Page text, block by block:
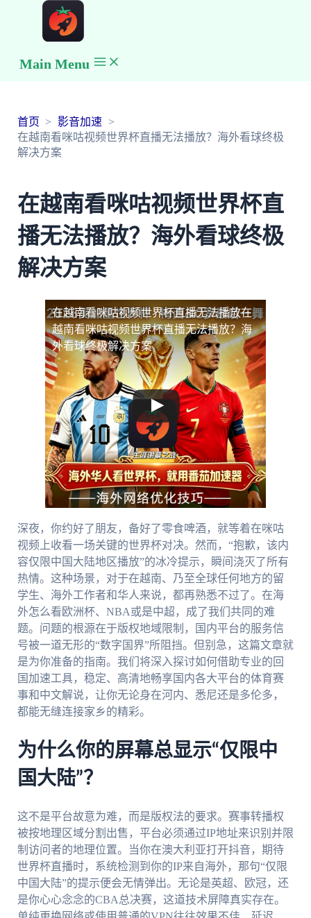
Main Menu
首页
影音加速
在越南看咪咕视频世界杯直播无法播放？海外看球终极
解决方案
在越南看咪咕视频世界杯直
播无法播放？海外看球终极
解决方案
在越南看咪咕视频世界杯直播无法播放在
越南看咪咕视频世界杯直播无法播放？海
外看球终极解决方案
深夜，你约好了朋友，备好了零食啤酒，就等着在咪咕
视频上收看一场关键的世界杯对决。然而，“抱歉，该内
容仅限中国大陆地区播放”的冰冷提示，瞬间浇灭了所有
热情。这种场景，对于在越南、乃至全球任何地方的留
学生、海外工作者和华人来说，都再熟悉不过了。在海
外怎么看欧洲杯、NBA或是中超，成了我们共同的难
题。问题的根源在于版权地域限制，国内平台的服务信
号被一道无形的“数字国界”所阻挡。但别急，这篇文章就
是为你准备的指南。我们将深入探讨如何借助专业的回
国加速工具，稳定、高清地畅享国内各大平台的体育赛
事和中文解说，让你无论身在河内、悉尼还是多伦多，
都能无缝连接家乡的精彩。
为什么你的屏幕总显示“仅限中
国大陆”？
这不是平台故意为难，而是版权法的要求。赛事转播权
被按地理区域分割出售，平台必须通过IP地址来识别并限
制访问者的地理位置。当你在澳大利亚打开抖音，期待
世界杯直播时，系统检测到你的IP来自海外，那句“仅限
中国大陆”的提示便会无情弹出。无论是英超、欧冠，还
是你心心念念的CBA总决赛，这道技术屏障真实存在。